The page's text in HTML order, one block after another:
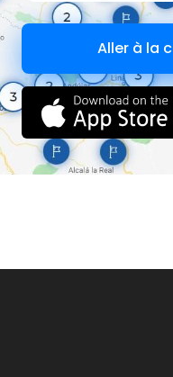
Aller à la